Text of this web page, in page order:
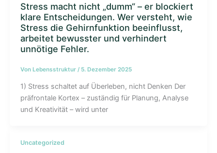
Stress macht nicht „dumm“ – er blockiert
klare Entscheidungen. Wer versteht, wie
Stress die Gehirnfunktion beeinflusst,
arbeitet bewusster und verhindert
unnötige Fehler.
Von Lebensstruktur / 5. Dezember 2025
1) Stress schaltet auf Überleben, nicht Denken Der
präfrontale Kortex – zuständig für Planung, Analyse
und Kreativität – wird unter
Uncategorized